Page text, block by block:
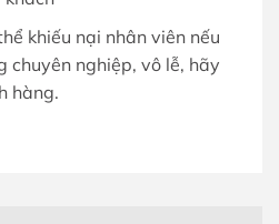
khiếu nại nhân viên nếu
chuyên nghiệp, vô lễ, hãy
hàng.